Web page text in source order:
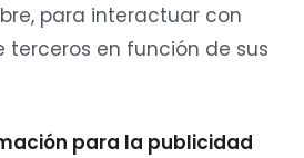
para interactuar con
terceros en función de sus
para la publicidad